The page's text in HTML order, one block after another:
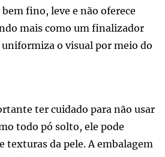
fino, leve e não oferece
mais como um finalizador
o visual por meio do
ter cuidado para não usar
todo pó solto, ele pode
texturas da pele. A embalagem